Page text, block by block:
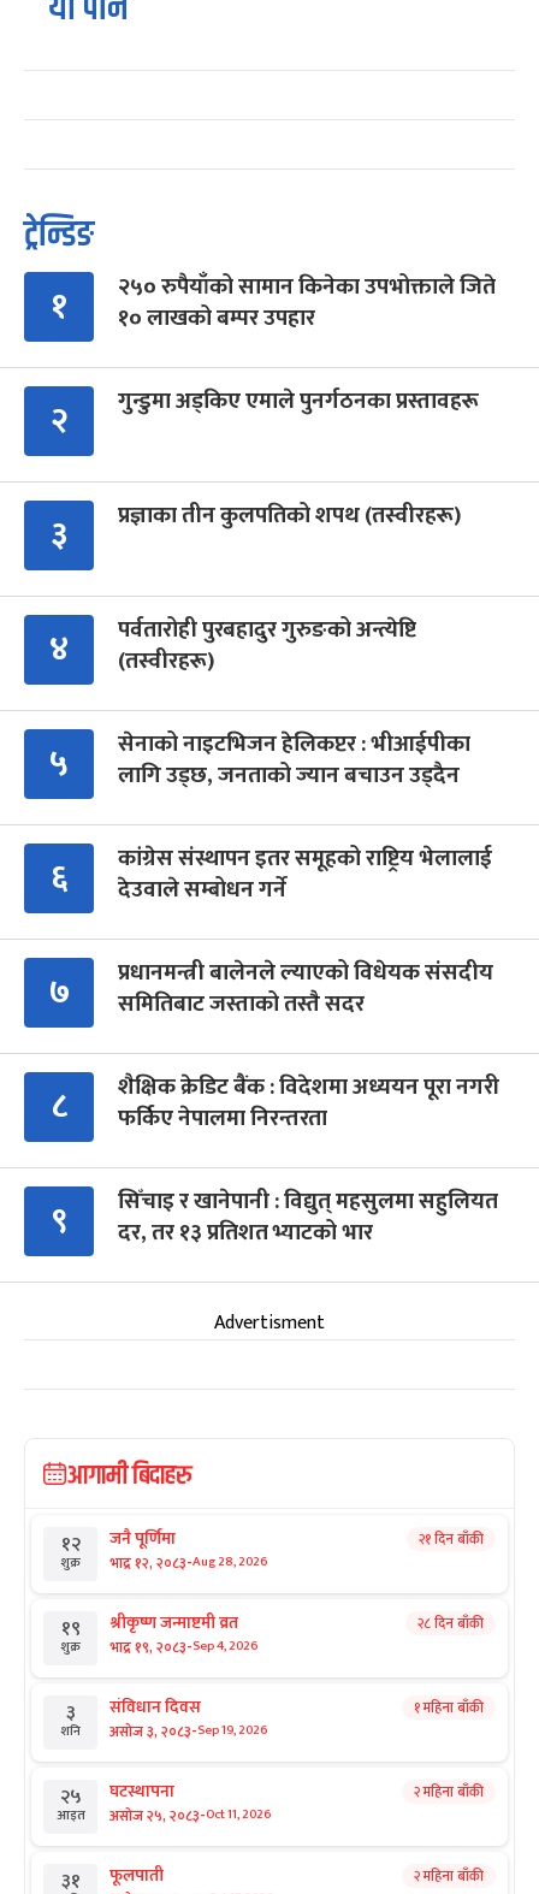
ट्रेन्डिङ
१
२५० रुपैयाँको सामान किनेका उपभोक्ताले जिते
१० लाखको बम्पर उपहार
२ गुन्डुमा अड्किए एमाले पुनर्गठनका प्रस्तावहरू
३ प्रज्ञाका तीन कुलपतिको शपथ (तस्वीरहरू)
४
पर्वतारोही पुरबहादुर गुरुङको अन्त्येष्टि
(तस्वीरहरू)
५
सेनाको नाइटभिजन हेलिकप्टर : भीआईपीका
लागि उड्छ, जनताको ज्यान बचाउन उड्दैन
६
कांग्रेस संस्थापन इतर समूहको राष्ट्रिय भेलालाई
देउवाले सम्बोधन गर्ने
७
प्रधानमन्त्री बालेनले ल्याएको विधेयक संसदीय
समितिबाट जस्ताको तस्तै सदर
८
शैक्षिक क्रेडिट बैंक : विदेशमा अध्ययन पूरा नगरी
फर्किए नेपालमा निरन्तरता
९
सिँचाइ र खानेपानी : विद्युत् महसुलमा सहुलियत
दर, तर १३ प्रतिशत भ्याटको भार
Advertisment
आगामी बिदाहरु
१२
शुक्र
जनै पूर्णिमा
भाद्र १२, २०८३-Aug 28, 2026
२१ दिन बाँकी
१९
शुक्र
श्रीकृष्ण जन्माष्टमी व्रत
भाद्र १९, २०८३-Sep 4, 2026
२८ दिन बाँकी
३
शनि
संविधान दिवस
असोज ३, २०८३-Sep 19, 2026
१ महिना बाँकी
२५
आइत
घटस्थापना
असोज २५, २०८३-Oct 11, 2026
२ महिना बाँकी
३१ फूलपाती २ महिना बाँकी